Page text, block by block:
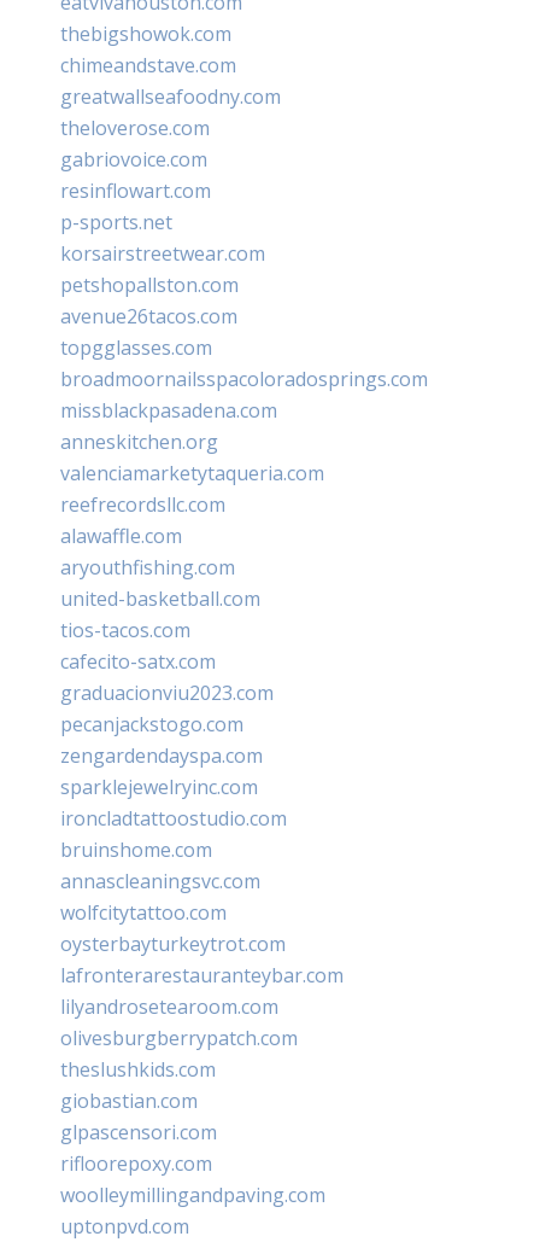
thebigshowok.com
chimeandstave.com
greatwallseafoodny.com
theloverose.com
gabriovoice.com
resinflowart.com
p-sports.net
korsairstreetwear.com
petshopallston.com
avenue26tacos.com
topgglasses.com
broadmoornailsspacoloradosprings.com
missblackpasadena.com
anneskitchen.org
valenciamarketytaqueria.com
reefrecordsllc.com
alawaffle.com
aryouthfishing.com
united-basketball.com
tios-tacos.com
cafecito-satx.com
graduacionviu2023.com
pecanjackstogo.com
zengardendayspa.com
sparklejewelryinc.com
ironcladtattoostudio.com
bruinshome.com
annascleaningsvc.com
wolfcitytattoo.com
oysterbayturkeytrot.com
lafronterarestauranteybar.com
lilyandrosetearoom.com
olivesburgberrypatch.com
theslushkids.com
giobastian.com
glpascensori.com
rifloorepoxy.com
woolleymillingandpaving.com
uptonpvd.com